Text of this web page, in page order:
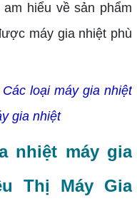
hiểu về sản phẩm
máy gia nhiệt phù
Các loại máy gia nhiệt
gia nhiệt
nhiệt máy gia
Thị Máy Gia